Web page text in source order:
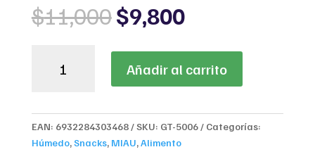
$11,000Original
price
was:
$11,000.
$9,800Current
price
is:
$9,800.
para
Gato
Sabor
Añadir al carrito
EAN: 6932284303468 SKU: GT-5006
Categorías:
Húmedo,Snacks, MIAU,Alimento